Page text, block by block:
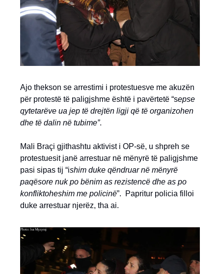
Ajo thekson se arrestimi i protestuesve me akuzën
për protestë të paligjshme është i pavërtetë “sepse
qytetarëve ua jep të drejtën ligji që të organizohen
dhe të dalin në tubime”.
Mali Braçi gjithashtu aktivist i OP-së, u shpreh se
protestuesit janë arrestuar në mënyrë të paligjshme
pasi sipas tij “ishim duke qëndruar në mënyrë
paqësore nuk po bënim as rezistencë dhe as po
konfliktoheshim me policinë”. Papritur policia filloi
duke arrestuar njerëz, tha ai.